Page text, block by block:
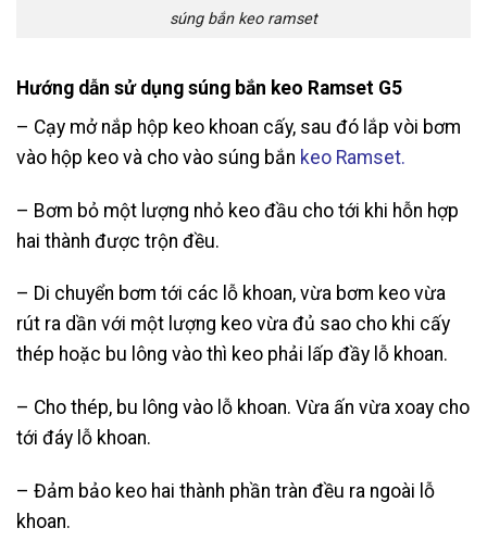
súng bắn keo ramset
Hướng dẫn sử dụng súng bắn keo Ramset G5
– Cạy mở nắp hộp keo khoan cấy, sau đó lắp vòi bơm
vào hộp keo và cho vào súng bắn keo Ramset.
– Bơm bỏ một lượng nhỏ keo đầu cho tới khi hỗn hợp
hai thành được trộn đều.
– Di chuyển bơm tới các lỗ khoan, vừa bơm keo vừa
rút ra dần với một lượng keo vừa đủ sao cho khi cấy
thép hoặc bu lông vào thì keo phải lấp đầy lỗ khoan.
– Cho thép, bu lông vào lỗ khoan. Vừa ấn vừa xoay cho
tới đáy lỗ khoan.
– Đảm bảo keo hai thành phần tràn đều ra ngoài lỗ
khoan.